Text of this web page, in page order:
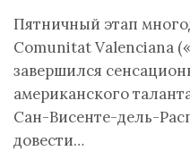
Пятничный этап
Comunitat Valenciana
завершился
американского
Сан-Висенте-дель-
довести…